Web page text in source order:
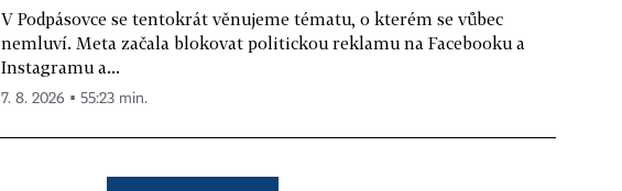
V Podpásovce se tentokrát věnujeme tématu, o kterém se vůbec
nemluví. Meta začala blokovat politickou reklamu na Facebooku a
Instagramu a...
7. 8. 2026 ▪ 55:23 min.